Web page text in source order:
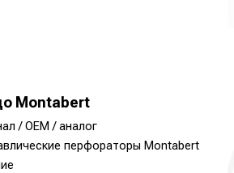
Montabert
/ OEM / аналог
перфораторы Montabert